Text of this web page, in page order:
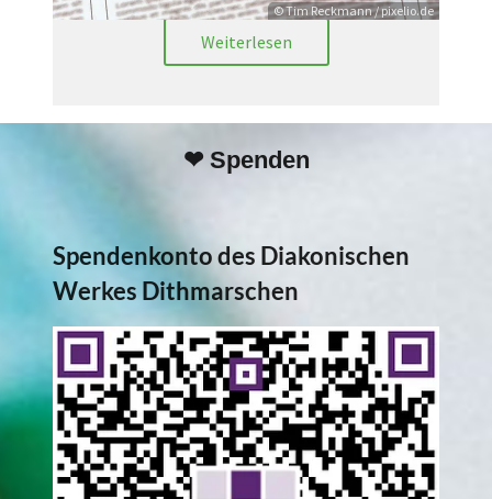
© Tim Reckmann / pixelio.de
Weiterlesen
❤ Spenden
Spendenkonto des Diakonischen
Werkes Dithmarschen